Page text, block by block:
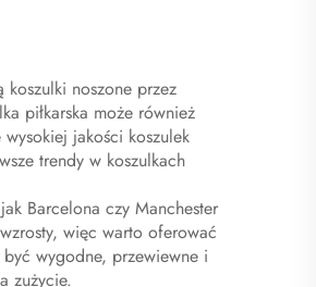
koszulki noszone przez
piłkarska może również
jakości koszulek
trendy w koszulkach
Barcelona czy Manchester
więc warto oferować
być wygodne, przewiewne i
zużycie.